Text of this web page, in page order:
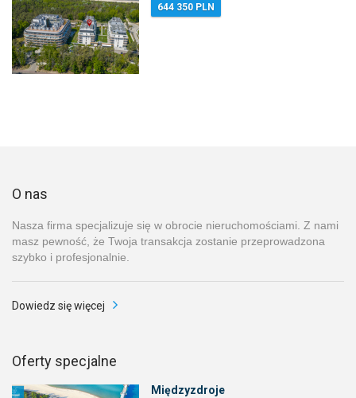
644 350 PLN
O nas
Nasza firma specjalizuje się w obrocie nieruchomościami. Z nami
masz pewność, że Twoja transakcja zostanie przeprowadzona
szybko i profesjonalnie.
Dowiedz się więcej
Oferty specjalne
Międzyzdroje